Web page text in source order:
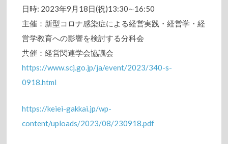
⽇時: 2023年9月18日(祝)13:30∼16:50
主催：新型コロナ感染症による経営実践・経営学・経
営学教育への影響を検討する分科会
共催：経営関連学会協議会
https://www.scj.go.jp/ja/event/2023/340-s-
0918.html
https://keiei-gakkai.jp/wp-
content/uploads/2023/08/230918.pdf